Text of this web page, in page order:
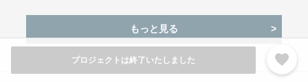
プロジェクトは終了いたしました favorite
もっと見る